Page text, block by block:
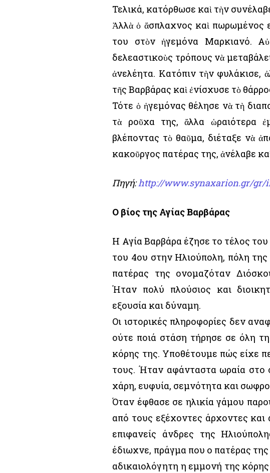
Τελικά, κατόρθωσε καὶ τὴν
Ἀλλὰ ὁ ἄσπλαχνος καὶ πωρωμένος
του στὸν ἡγεμόνα Μαρκιανό.
δελεαστικοὺς τρόπους νὰ
ἀνελέητα. Κατόπιν τὴν φυλάκισε,
τῆς Βαρβάρας καὶ ἐνίσχυσε τὸ
Τότε ὁ ἡγεμόνας θέλησε νὰ τὴ
τὰ ροῦχα της, ἄλλα ὡραιότερα
βλέποντας τὸ θαῦμα, διέταξε νὰ
κακοῦργος πατέρας της, ἀνέλαβε
Πηγή:http://www.synaxarion.gr/gr/
Ο βίος της Αγίας Βαρβάρας
Η Αγία Βαρβάρα έζησε το τέλος του
του 4ου στην Ηλιούπολη, πόλη της
πατέρας της ονομαζόταν
Ήταν πολύ πλούσιος και
εξουσία και δύναμη.
Οι ιστορικές πληροφορίες δεν
ούτε ποιά στάση τήρησε σε όλη
κόρης της. Υποθέτουμε πώς είχε
τους. Ήταν αφάνταστα ωραία στο
χάρη, ευφυία, σεμνότητα και
Όταν έφθασε σε ηλικία γάμου
από τους εξέχοντες άρχοντες και
επιφανείς άνδρες της
έδιωχνε, πράγμα που ο πατέρας
αδικαιολόγητη η εμμονή της